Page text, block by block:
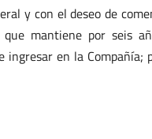
y con el deseo de
mantiene por seis
en la Compañía;